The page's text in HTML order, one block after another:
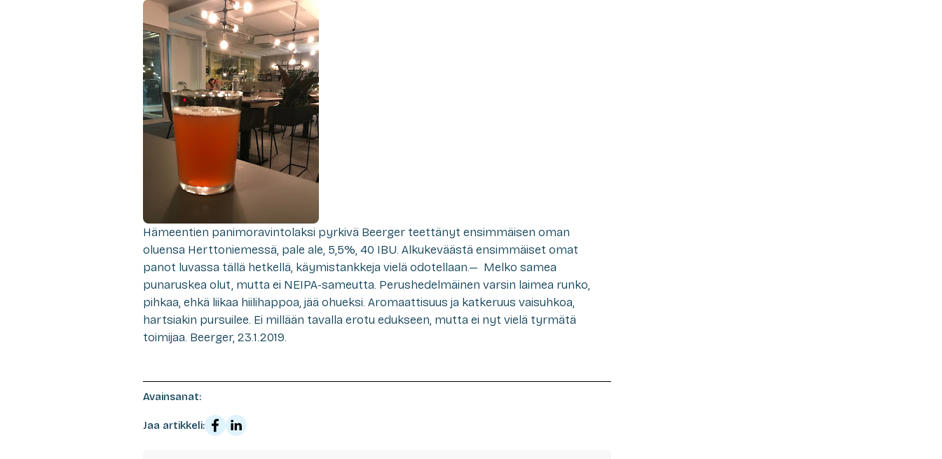
Hämeentien panimoravintolaksi pyrkivä Beerger teettänyt ensimmäisen oman
oluensa Herttoniemessä, pale ale, 5,5%, 40 IBU. Alkukeväästä ensimmäiset omat
panot luvassa tällä hetkellä, käymistankkeja vielä odotellaan.— Melko samea
punaruskea olut, mutta ei NEIPA-sameutta. Perushedelmäinen varsin laimea runko,
pihkaa, ehkä liikaa hiilihappoa, jää ohueksi. Aromaattisuus ja katkeruus vaisuhkoa,
hartsiakin pursuilee. Ei millään tavalla erotu edukseen, mutta ei nyt vielä tyrmätä
toimijaa. Beerger, 23.1.2019.
Avainsanat:
Jaa artikkeli: